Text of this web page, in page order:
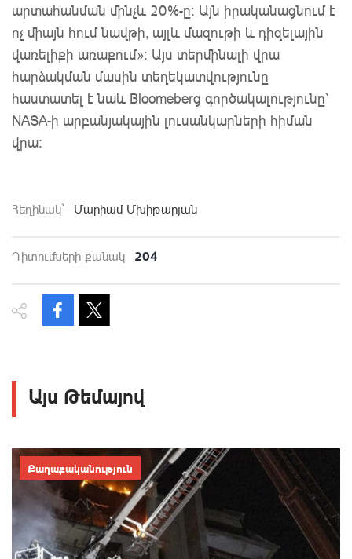
արտահանման մինչև 20%-ը։ Այն իրականացնում է
ոչ միայն հում նավթի, այլև մազութի և դիզելային
վառելիքի առաքում»։ Այս տերմինալի վրա
հարձակման մասին տեղեկատվությունը
հաստատել է նաև Bloomeberg գործակալությունը՝
NASA-ի արբանյակային լուսանկարների հիման
վրա:
Հեղինակ` Մարիամ Մխիթարյան
Դիտումների քանակ 204
Այս Թեմայով
Քաղաքականություն